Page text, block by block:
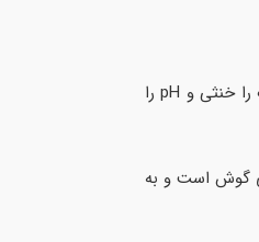
TEA بیشتر در ساخت سورفکتانت ها مانند امولسیفایر ها کاربرد دارد و یک عنصر رایج در فرمولاسیون محصولات صنعتی و مصرفی است. این ماده اسیدهای چرب را خنثی و pH را
گوش است و به